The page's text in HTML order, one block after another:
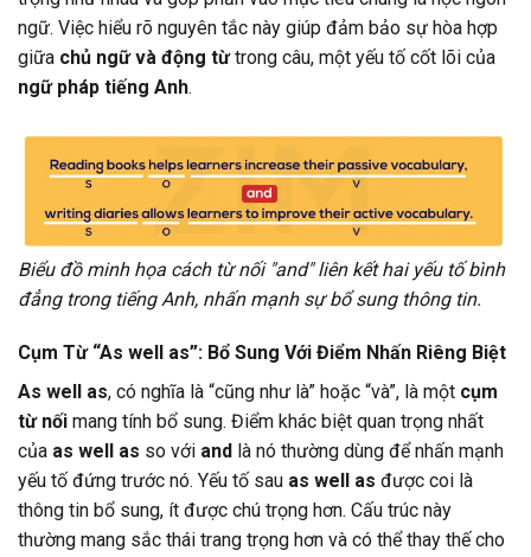
ngữ. Việc hiểu rõ nguyên tắc này giúp đảm bảo sự hòa hợp
giữa chủ ngữ và động từtrong câu, một yếu tố cốt lõi của
ngữ pháp tiếng Anh.
Biểu đồ minh họa cách từ nối "and" liên kết hai yếu tố bình
đẳng trong tiếng Anh, nhấn mạnh sự bổ sung thông tin.
Cụm Từ “As well as”: Bổ Sung Với Điểm Nhấn Riêng Biệt
As well as, có nghĩa là “cũng như là” hoặc “và”, là một cụm
từ nối mang tính bổ sung. Điểm khác biệt quan trọng nhất
của as well as so với and là nó thường dùng để nhấn mạnh
yếu tố đứng trước nó. Yếu tố sau as well as được coi là
thông tin bổ sung, ít được chú trọng hơn. Cấu trúc này
thường mang sắc thái trang trọng hơn và có thể thay thế cho